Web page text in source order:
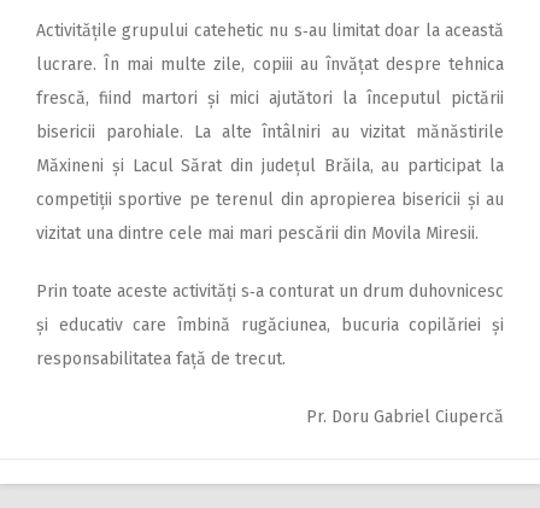
Activitățile grupului catehetic nu s‑au limitat doar la această
lucrare. În mai multe zile, copiii au învățat despre tehnica
frescă, fiind martori și mici ajutători la începutul pictării
bisericii parohiale. La alte întâlniri au vizitat mănăstirile
Măxineni și Lacul Sărat din județul Brăila, au participat la
competiții sportive pe terenul din apropierea bisericii și au
vizitat una dintre cele mai mari pescării din Movila Miresii.
Prin toate aceste activități s‑a conturat un drum duhovnicesc
și educativ care îmbină rugăciunea, bucuria copilăriei și
responsabilitatea față de trecut.
Pr. Doru Gabriel Ciupercă